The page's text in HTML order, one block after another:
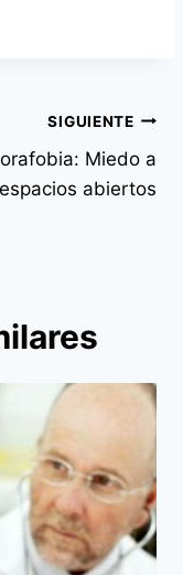
SIGUIENTE
Miedo a
abiertos